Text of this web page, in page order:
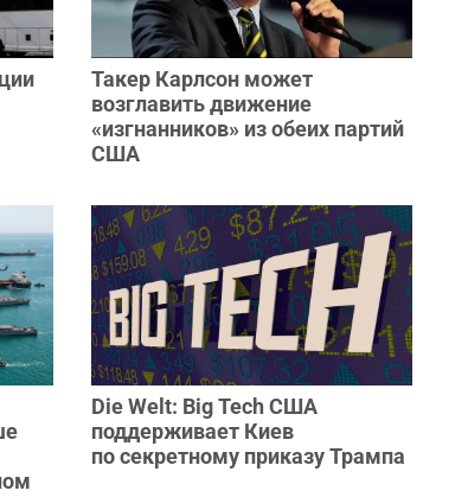
Такер Карлсон может
возглавить движение
«изгнанников» из обеих партий
США
Die Welt: Big Tech США
поддерживает Киев
по секретному приказу Трампа